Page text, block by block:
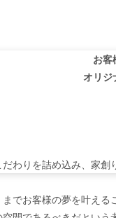
お客
オリジ
わりを詰め込み、 家創
でお客様の夢を叶える